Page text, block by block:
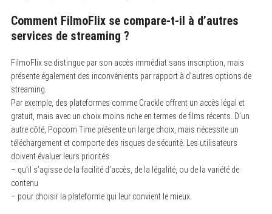
Comment FilmoFlix se compare-t-il à d’autres
services de streaming ?
FilmoFlix se distingue par son accès immédiat sans inscription, mais
présente également des inconvénients par rapport à d’autres options de
streaming.
Par exemple, des plateformes comme Crackle offrent un accès légal et
gratuit, mais avec un choix moins riche en termes de films récents. D’un
autre côté, Popcorn Time présente un large choix, mais nécessite un
téléchargement et comporte des risques de sécurité. Les utilisateurs
doivent évaluer leurs priorités
– qu’il s’agisse de la facilité d’accès, de la légalité, ou de la variété de
contenu
– pour choisir la plateforme qui leur convient le mieux.